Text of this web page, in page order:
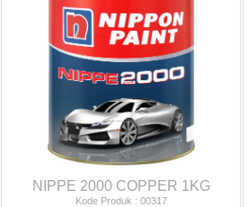
NIPPE 2000 COPPER 1KG
Kode Produk : 00317